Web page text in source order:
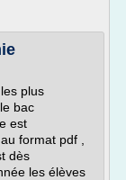
plus
bac
est
format pdf ,
dès
les élèves